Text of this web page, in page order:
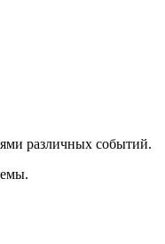
различных событий.